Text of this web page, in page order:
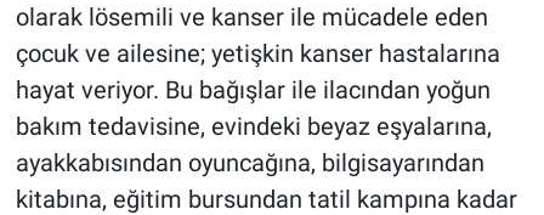
olarak lösemili ve kanser ile mücadele eden
çocuk ve ailesine; yetişkin kanser hastalarına
hayat veriyor. Bu bağışlar ile ilacından yoğun
bakım tedavisine, evindeki beyaz eşyalarına,
ayakkabısından oyuncağına, bilgisayarından
kitabına, eğitim bursundan tatil kampına kadar